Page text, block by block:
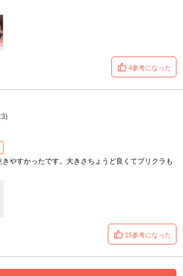
4参考になった
やすかったです。大きさちょうど良くてプリクラも
15参考になった